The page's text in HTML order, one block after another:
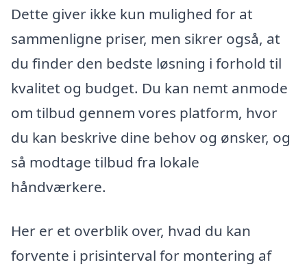
Dette giver ikke kun mulighed for at
sammenligne priser, men sikrer også, at
du finder den bedste løsning i forhold til
kvalitet og budget. Du kan nemt anmode
om tilbud gennem vores platform, hvor
du kan beskrive dine behov og ønsker, og
så modtage tilbud fra lokale
håndværkere.
Her er et overblik over, hvad du kan
forvente i prisinterval for montering af